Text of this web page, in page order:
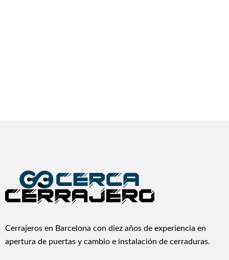
Cerrajeros en Barcelona con diez años de experiencia en
apertura de puertas y cambio e instalación de cerraduras.